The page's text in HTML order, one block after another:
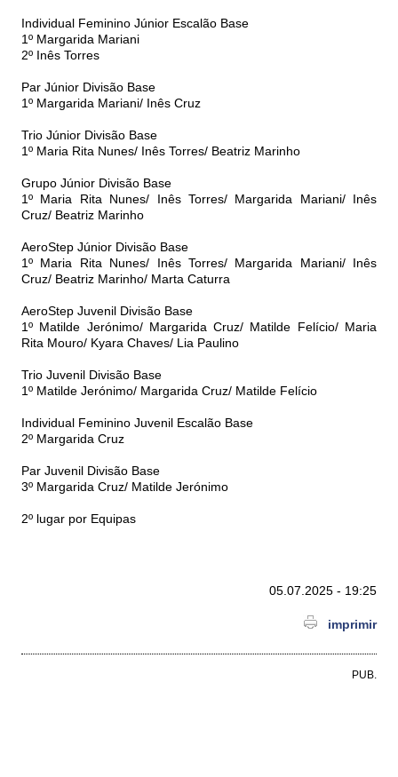
Individual Feminino Júnior Escalão Base
1º Margarida Mariani
2º Inês Torres
Par Júnior Divisão Base
1º Margarida Mariani/ Inês Cruz
Trio Júnior Divisão Base
1º Maria Rita Nunes/ Inês Torres/ Beatriz Marinho
Grupo Júnior Divisão Base
1º Maria Rita Nunes/ Inês Torres/ Margarida Mariani/ Inês
Cruz/ Beatriz Marinho
AeroStep Júnior Divisão Base
1º Maria Rita Nunes/ Inês Torres/ Margarida Mariani/ Inês
Cruz/ Beatriz Marinho/ Marta Caturra
AeroStep Juvenil Divisão Base
1º Matilde Jerónimo/ Margarida Cruz/ Matilde Felício/ Maria
Rita Mouro/ Kyara Chaves/ Lia Paulino
Trio Juvenil Divisão Base
1º Matilde Jerónimo/ Margarida Cruz/ Matilde Felício
Individual Feminino Juvenil Escalão Base
2º Margarida Cruz
Par Juvenil Divisão Base
3º Margarida Cruz/ Matilde Jerónimo
2º lugar por Equipas
05.07.2025 - 19:25
imprimir
PUB.